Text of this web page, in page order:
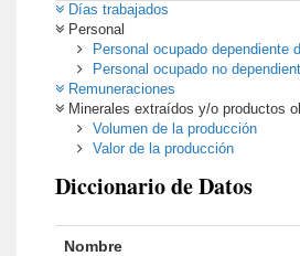
Días trabajados
Personal
Personal ocupado dependiente
Personal ocupado no
Remuneraciones
Minerales extraídos y/o productos
Volumen de la producción
Valor de la producción
Diccionario de Datos
Nombre